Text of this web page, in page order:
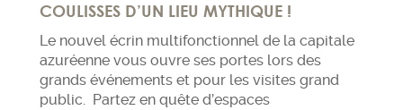
COULISSES D’UN LIEU MYTHIQUE !
Le nouvel écrin multifonctionnel de la capitale
azuréenne vous ouvre ses portes lors des
grands événements et pour les visites grand
public. Partez en quête d’espaces